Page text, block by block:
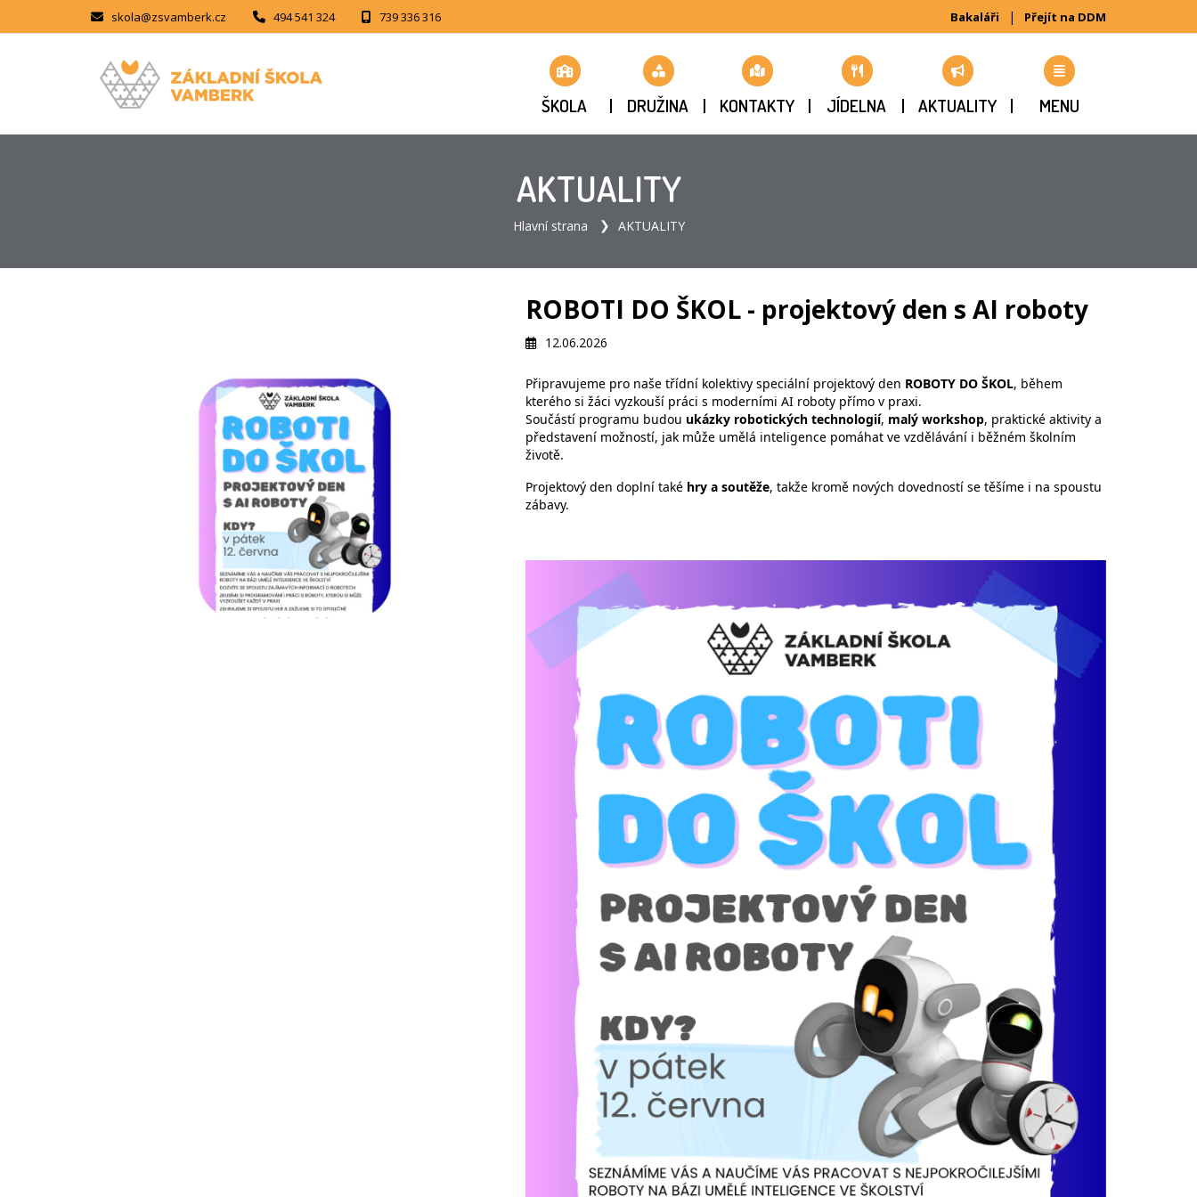
skola@zsvamberk.cz 494 541 324 739 336 316 Bakaláři | Přejít na DDM
ŠKOLA DRUŽINA KONTAKTY JÍDELNA AKTUALITY MENU
AKTUALITY
Hlavní strana AKTUALITY
ROBOTI DO ŠKOL - projektový den s AI roboty
12.06.2026
Připravujeme pro naše třídní kolektivy speciální projektový den ROBOTY DO ŠKOL, během
kterého si žáci vyzkouší práci s moderními AI roboty přímo v praxi.
Součástí programu budou ukázky robotických technologií, malý workshop, praktické aktivity a
představení možností, jak může umělá inteligence pomáhat ve vzdělávání i běžném školním
životě.
Projektový den doplní také hry a soutěže, takže kromě nových dovedností se těšíme i na spoustu
zábavy.